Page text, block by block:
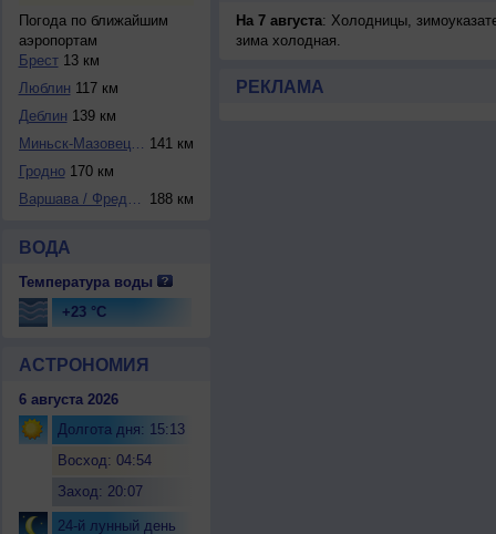
Погода по ближайшим
аэропортам
Брест13 км
Люблин 117 км
Деблин 139 км
Миньск-Мазовецкий 141 км
Гродно170 км
Варшава / Фредери...
188 км
ВОДА
Температура воды
+23 °C
АСТРОНОМИЯ
6 августа 2026
Долгота дня: 15:13
Восход: 04:54
Заход: 20:07
24-й лунный день
На 7 августа: Холодницы,
зима холодная.
РЕКЛАМА